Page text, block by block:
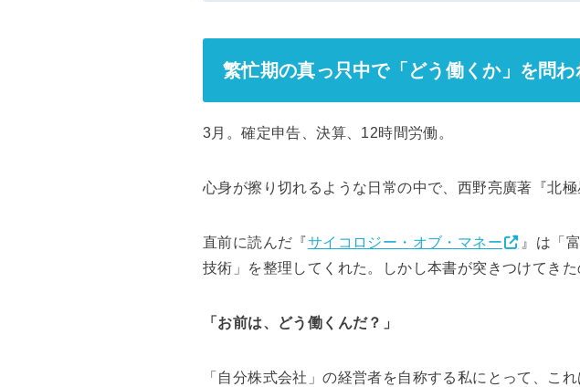
繁忙期の真っ只中で「どう働くか」を問わ
3月。確定申告、決算、12時間労働。
心身が擦り切れるような日常の中で、西野亮廣著『北
直前に読んだ『 サイコロジー・オブ・マネー 』は「
技術」を整理してくれた。しかし本書が突きつけてきた
「お前は、どう働くんだ？」
「自分株式会社」の経営者を自称する私にとって、こ